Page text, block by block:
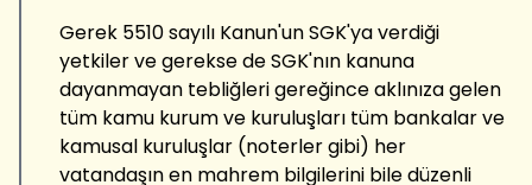
Gerek 5510 sayılı Kanun'un SGK'ya verdiği
yetkiler ve gerekse de SGK'nın kanuna
dayanmayan tebliğleri gereğince aklınıza gelen
tüm kamu kurum ve kuruluşları tüm bankalar ve
kamusal kuruluşlar (noterler gibi) her
vatandaşın en mahrem bilgilerini bile düzenli